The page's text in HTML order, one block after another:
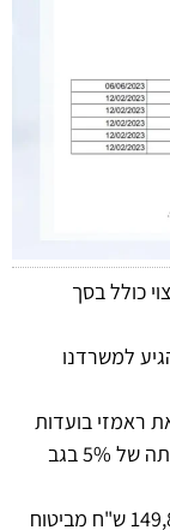
כולל בסך
למשרדנו
ראמזי בועדות
הרפואיות של ביטוח לאומי שקבעו לו נכות צמיתה של 5% בגב
קביעה זו זיכתה את ראמזי בתשלומים של 149,801 ש"ח מביטוח